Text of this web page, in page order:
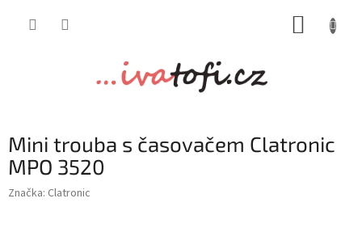
Mini trouba s časovačem Clatronic
MPO 3520
Značka: Clatronic